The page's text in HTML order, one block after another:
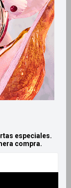
especiales.
compra.